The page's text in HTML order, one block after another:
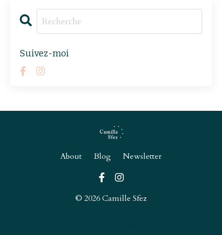
Suivez-moi
About Blog Newsletter
© 2026 Camille Sfez